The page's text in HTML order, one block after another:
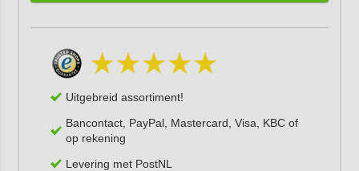
Uitgebreid assortiment!
Bancontact, PayPal, Mastercard, Visa, KBC of
op rekening
Levering met PostNL